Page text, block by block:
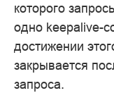
которого
одно keepalive-
достижении
закрывается
запроса.